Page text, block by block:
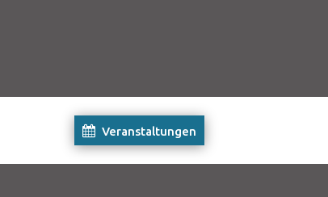
Veranstaltungen